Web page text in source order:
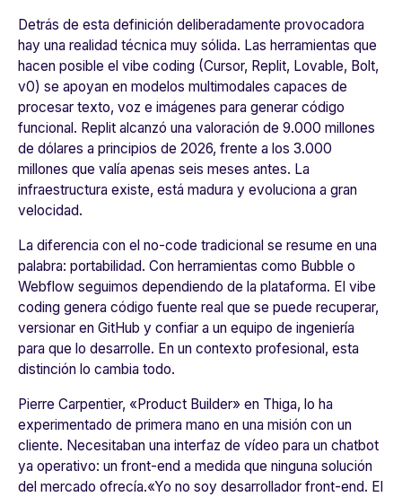
Detrás de esta definición deliberadamente provocadora
hay una realidad técnica muy sólida. Las herramientas que
hacen posible el vibe coding (Cursor, Replit, Lovable, Bolt,
v0) se apoyan en modelos multimodales capaces de
procesar texto, voz e imágenes para generar código
funcional. Replit alcanzó una valoración de 9.000 millones
de dólares a principios de 2026, frente a los 3.000
millones que valía apenas seis meses antes. La
infraestructura existe, está madura y evoluciona a gran
velocidad.
La diferencia con el no-code tradicional se resume en una
palabra: portabilidad. Con herramientas como Bubble o
Webflow seguimos dependiendo de la plataforma. El vibe
coding genera código fuente real que se puede recuperar,
versionar en GitHub y confiar a un equipo de ingeniería
para que lo desarrolle. En un contexto profesional, esta
distinción lo cambia todo.
Pierre Carpentier, «Product Builder» en Thiga, lo ha
experimentado de primera mano en una misión con un
cliente. Necesitaban una interfaz de vídeo para un chatbot
ya operativo: un front-end a medida que ninguna solución
del mercado ofrecía.«Yo no soy desarrollador front-end. El